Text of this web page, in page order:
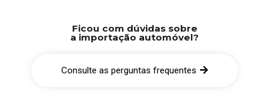
Ficou com dúvidas sobre
a importação automóvel?
Consulte as perguntas frequentes